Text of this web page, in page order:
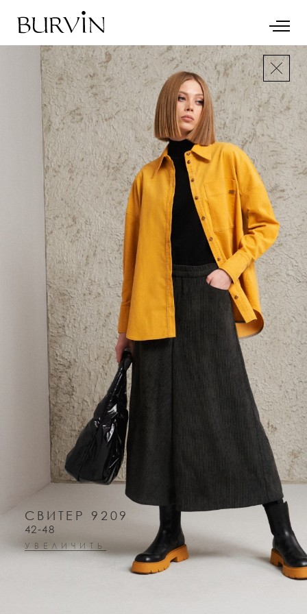
СВИТЕР 9209
42-48
УВЕЛИЧИТЬ